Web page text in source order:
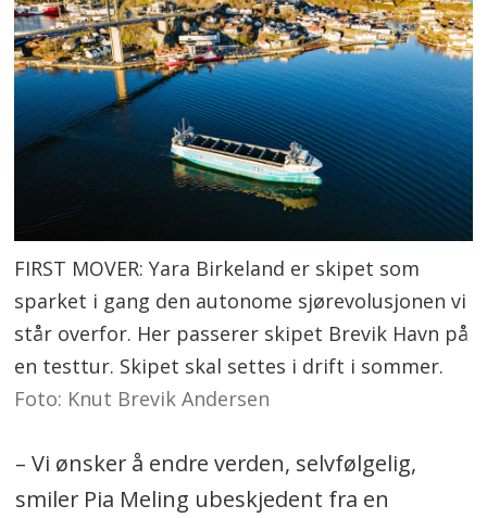
Silvija Seres, matematiker og
teknologinvestor, LØRN.TECH
Kim Aleksander Hammer Iversen,
gründer Zendera.
Elisa Gasperini,
leder for bærekraft og
samfunnsansvar, Ahlsell Norge
Se fullstendig program og kjøp
konferansebillett pålogistikk2022.no
Logistikk 2022 arrangeres av Logistikk
samarbeid med Logistikkforeningen.
FIRST MOVER: Yara Birkeland er skipet som
sparket i gang den autonome sjørevolusjonen vi
står overfor. Her passerer skipet Brevik Havn på
en testtur. Skipet skal settes i drift i sommer.
Foto: Knut Brevik Andersen
– Vi ønsker å endre verden, selvfølgelig,
smiler Pia Meling ubeskjedent fra en